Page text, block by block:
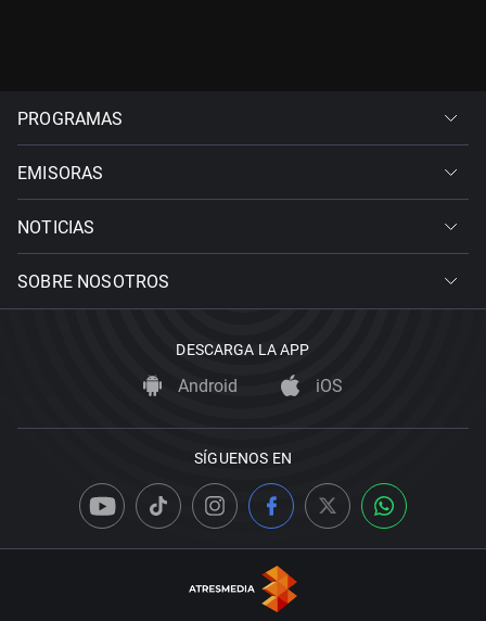
PROGRAMAS
EMISORAS
NOTICIAS
SOBRE NOSOTROS
DESCARGA LA APP
Android iOS
SÍGUENOS EN